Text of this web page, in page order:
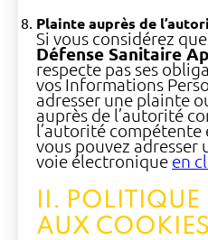
Plainte auprès de
Si vous considérez que
Défense Sanitaire
respecte pas ses
vos Informations
adresser une plainte
auprès de l’autorité
l’autorité compétente
vous pouvez adresser
voie électronique en
II. POLITIQUE
AUX COOKIES